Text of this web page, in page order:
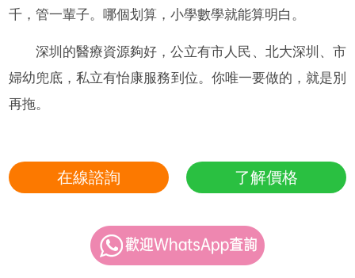
千，管一輩子。哪個划算，小學數學就能算明白。
深圳的醫療資源夠好，公立有市人民、北大深圳、市
婦幼兜底，私立有怡康服務到位。你唯一要做的，就是別
再拖。
在線諮詢 了解價格